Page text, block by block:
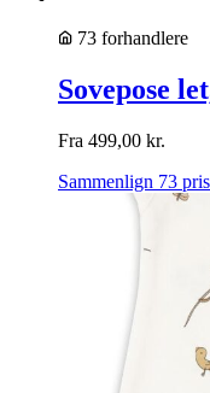
73 forhandlere
Sovepose
Fra 499,00 kr.
Sammenlign 73